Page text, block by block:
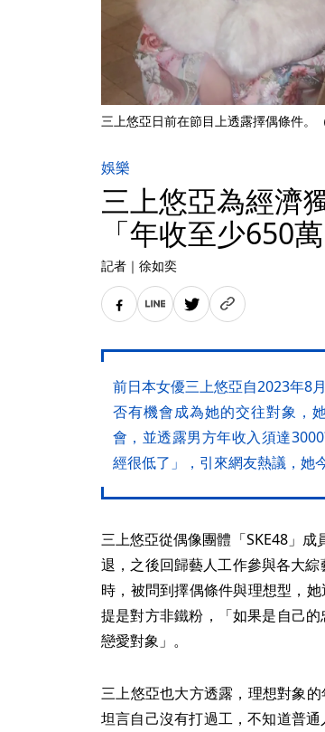
三上悠亞日前在節目上透露擇偶條件。
娛樂
三上悠亞為經濟
「年收至少650
記者 ｜ 徐如奕
前日本女優三上悠亞自2023年8
否有機會成為她的交往對象，
會，並透露男方年收入須達
經很低了」，引來網友熱議，她
三上悠亞從偶像團體「SKE48」
退，之後回歸藝人工作參與各大
時，被問到擇偶條件與理想型，
提是對方非鐵粉，「如果是自己
戀愛對象」。
三上悠亞也大方透露，理想對象
坦言自己沒有打過工，不知道普